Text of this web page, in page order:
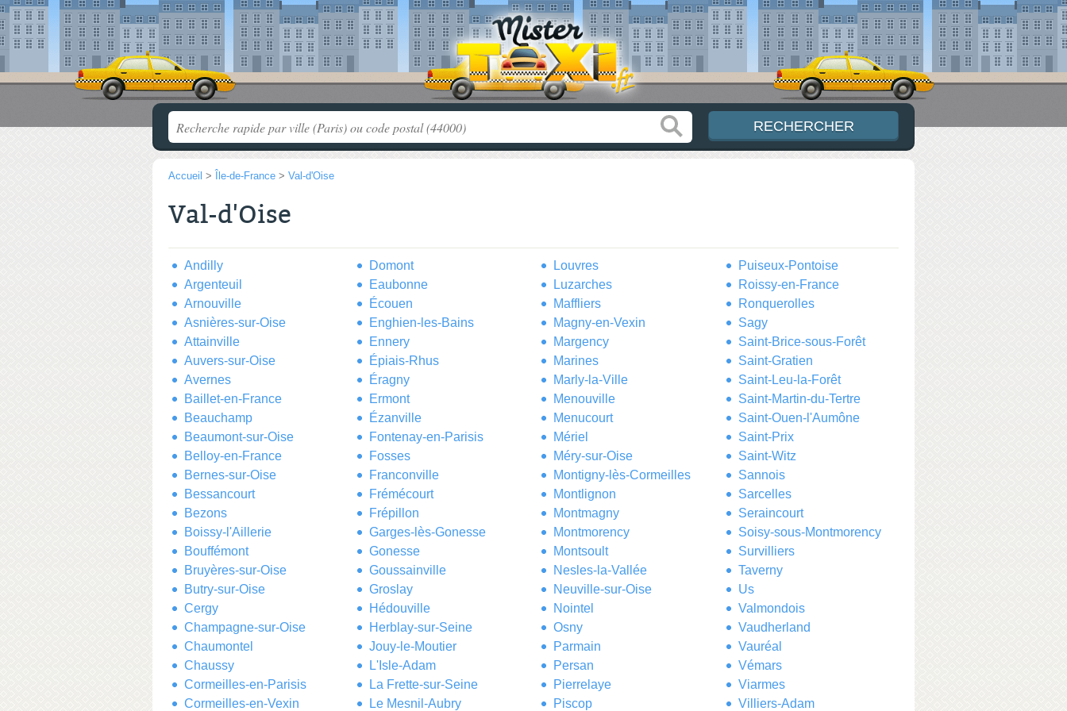
Accueil > Île-de-France > Val-d'Oise
Val-d'Oise
Andilly
Argenteuil
Arnouville
Asnières-sur-Oise
Attainville
Auvers-sur-Oise
Avernes
Baillet-en-France
Beauchamp
Beaumont-sur-Oise
Belloy-en-France
Bernes-sur-Oise
Bessancourt
Bezons
Boissy-l'Aillerie
Bouffémont
Bruyères-sur-Oise
Butry-sur-Oise
Cergy
Champagne-sur-Oise
Chaumontel
Chaussy
Cormeilles-en-Parisis
Cormeilles-en-Vexin
Domont
Eaubonne
Écouen
Enghien-les-Bains
Ennery
Épiais-Rhus
Éragny
Ermont
Ézanville
Fontenay-en-Parisis
Fosses
Franconville
Frémécourt
Frépillon
Garges-lès-Gonesse
Gonesse
Goussainville
Groslay
Hédouville
Herblay-sur-Seine
Jouy-le-Moutier
L'Isle-Adam
La Frette-sur-Seine
Le Mesnil-Aubry
Louvres
Luzarches
Maffliers
Magny-en-Vexin
Margency
Marines
Marly-la-Ville
Menouville
Menucourt
Mériel
Méry-sur-Oise
Montigny-lès-Cormeilles
Montlignon
Montmagny
Montmorency
Montsoult
Nesles-la-Vallée
Neuville-sur-Oise
Nointel
Osny
Parmain
Persan
Pierrelaye
Piscop
Puiseux-Pontoise
Roissy-en-France
Ronquerolles
Sagy
Saint-Brice-sous-Forêt
Saint-Gratien
Saint-Leu-la-Forêt
Saint-Martin-du-Tertre
Saint-Ouen-l'Aumône
Saint-Prix
Saint-Witz
Sannois
Sarcelles
Seraincourt
Soisy-sous-Montmorency
Survilliers
Taverny
Us
Valmondois
Vaudherland
Vauréal
Vémars
Viarmes
Villiers-Adam